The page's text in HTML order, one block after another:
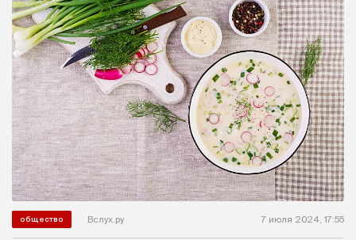
общество Вслух.ру 7 июля 2024, 17:55